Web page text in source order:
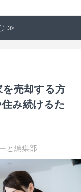
≫
売却する方
み続けるた
と編集部